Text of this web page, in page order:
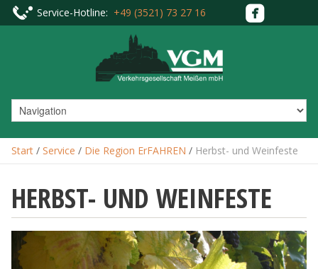
Service-Hotline: +49 (3521) 73 27 16
Start / Service / Die Region ErFAHREN / Herbst- und Weinfeste
HERBST- UND WEINFESTE